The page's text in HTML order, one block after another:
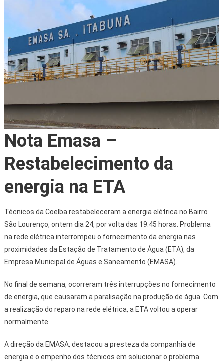
Nota Emasa –
Restabelecimento da
energia na ETA
Técnicos da Coelba restabeleceram a energia elétrica no Bairro
São Lourenço, ontem dia 24, por volta das 19:45 horas. Problema
na rede elétrica interrompeu o fornecimento da energia nas
proximidades da Estação de Tratamento de Água (ETA), da
Empresa Municipal de Águas e Saneamento (EMASA).
No final de semana, ocorreram três interrupções no fornecimento
de energia, que causaram a paralisação na produção de água. Com
a realização do reparo na rede elétrica, a ETA voltou a operar
normalmente.
A direção da EMASA, destacou a presteza da companhia de
energia e o empenho dos técnicos em solucionar o problema.